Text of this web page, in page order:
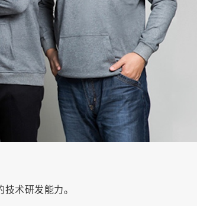
术研发能力。